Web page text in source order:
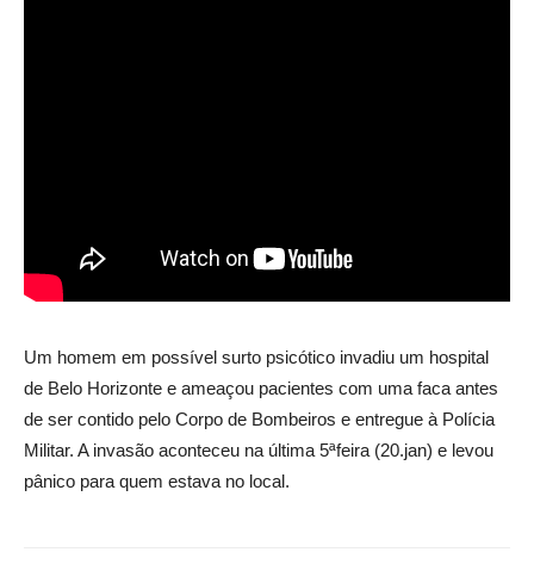
Um homem em possível surto psicótico invadiu um hospital
de Belo Horizonte e ameaçou pacientes com uma faca antes
de ser contido pelo Corpo de Bombeiros e entregue à Polícia
Militar. A invasão aconteceu na última 5ªfeira (20.jan) e levou
pânico para quem estava no local.